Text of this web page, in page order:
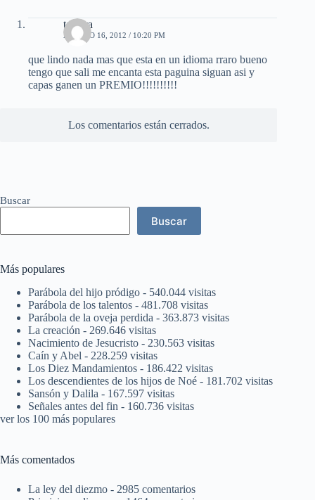
tamara
AGOSTO 16, 2012 / 10:20 PM
que lindo nada mas que esta en un idioma rraro bueno
tengo que sali me encanta esta paguina siguan asi y
capas ganen un PREMIO!!!!!!!!!!
Los comentarios están cerrados.
Buscar
Buscar
Más populares
Parábola del hijo pródigo - 540.044 visitas
Parábola de los talentos - 481.708 visitas
Parábola de la oveja perdida - 363.873 visitas
La creación - 269.646 visitas
Nacimiento de Jesucristo - 230.563 visitas
Caín y Abel - 228.259 visitas
Los Diez Mandamientos - 186.422 visitas
Los descendientes de los hijos de Noé - 181.702 visitas
Sansón y Dalila - 167.597 visitas
Señales antes del fin - 160.736 visitas
ver los 100 más populares
Más comentados
La ley del diezmo - 2985 comentarios